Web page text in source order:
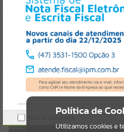
Resultados para""
Portais
Por
NOTÍCIAS
Por
AUTOATENDIMENTO
Política de
Utilizamos cookies e
https://guaiba.atende.net/
a6.js?v=7c0fcaaa:47
Verificar Mais Detalhes